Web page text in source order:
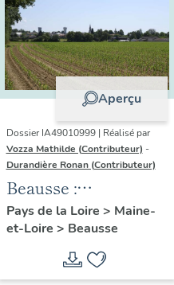
Aperçu
Dossier IA49010999 | Réalisé par
Vozza Mathilde (Contributeur) -
Durandière Ronan (Contributeur)
Beausse :
présentation de la
commune
Pays de la Loire > Maine-
et-Loire > Beausse